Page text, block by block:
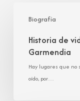
Biografía
Juan
José
Cobo
Historia de
Garmendia
Hay lugares que
oído, por…